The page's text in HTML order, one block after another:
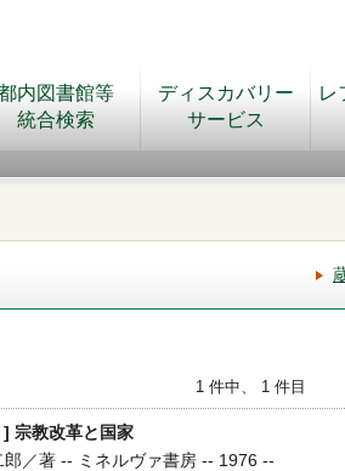
内図書館等
統合検索
ディスカバリー
サービス
レ
1 件中、 1 件目
宗教改革と国家
郎／著 -- ミネルヴァ書房 -- 1976 --